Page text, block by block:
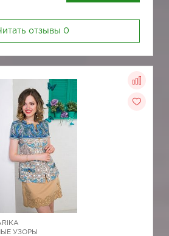
отзывы 0
УЗОРЫ